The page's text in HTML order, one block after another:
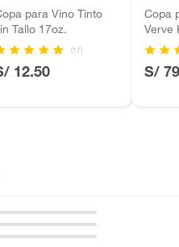
para Vino Tinto
Tallo 17oz.
(17)
12.50
Copa
Verve
S/